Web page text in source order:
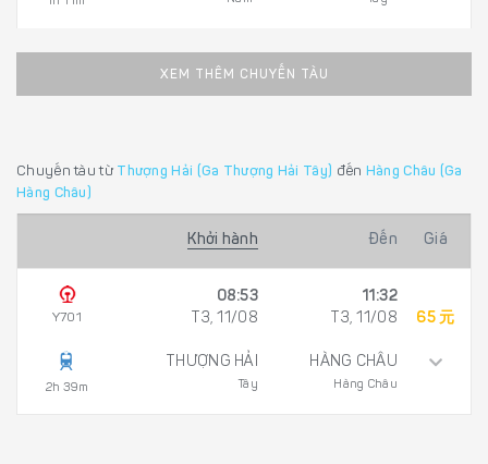
XEM THÊM CHUYẾN TÀU
Chuyến tàu từ Thượng Hải (Ga Thượng Hải Tây) đến Hàng Châu (Ga
Hàng Châu)
Khởi hành Đến Giá
Y701
2h 39m
08:53
T3, 11/08
THƯỢNG HẢI
Tây
11:32
T3, 11/08
HÀNG CHÂU
Hàng Châu
65 元